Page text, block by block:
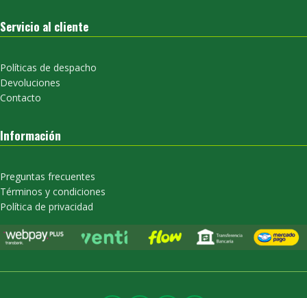
Servicio al cliente
Políticas de despacho
Devoluciones
Contacto
Información
Preguntas frecuentes
Términos y condiciones
Política de privacidad